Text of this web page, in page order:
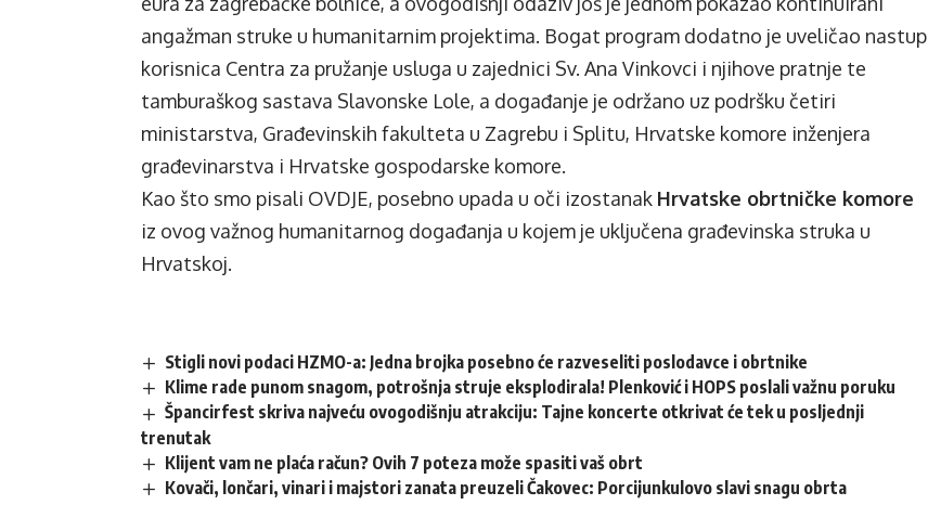
angažman struke u humanitarnim projektima. Bogat program dodatno je uveličao nastup
korisnica Centra za pružanje usluga u zajednici Sv. Ana Vinkovci i njihove pratnje te
tamburaškog sastava Slavonske Lole, a događanje je održano uz podršku četiri
ministarstva, Građevinskih fakulteta u Zagrebu i Splitu, Hrvatske komore inženjera
građevinarstva i Hrvatske gospodarske komore.
Kao što smo pisali OVDJE, posebno upada u oči izostanak Hrvatske obrtničke komore
iz ovog važnog humanitarnog događanja u kojem je uključena građevinska struka u
Hrvatskoj.
Stigli novi podaci HZMO-a: Jedna brojka posebno će razveseliti poslodavce i obrtnike
Klime rade punom snagom, potrošnja struje eksplodirala! Plenković i HOPS poslali važnu poruku
Špancirfest skriva najveću ovogodišnju atrakciju: Tajne koncerte otkrivat će tek u posljednji
trenutak
Klijent vam ne plaća račun? Ovih 7 poteza može spasiti vaš obrt
Kovači, lončari, vinari i majstori zanata preuzeli Čakovec: Porcijunkulovo slavi snagu obrta